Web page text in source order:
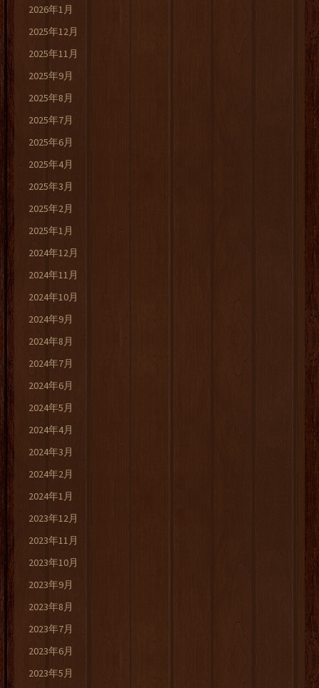
2026年1月
2025年12月
2025年11月
2025年9月
2025年8月
2025年7月
2025年6月
2025年4月
2025年3月
2025年2月
2025年1月
2024年12月
2024年11月
2024年10月
2024年9月
2024年8月
2024年7月
2024年6月
2024年5月
2024年4月
2024年3月
2024年2月
2024年1月
2023年12月
2023年11月
2023年10月
2023年9月
2023年8月
2023年7月
2023年6月
2023年5月